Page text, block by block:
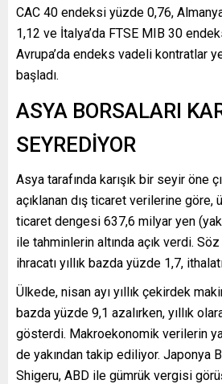
CAC 40 endeksi yüzde 0,76,
1,12 ve İtalya’da FTSE MIB 30
Avrupa’da endeks vadeli kontratlar
başladı.
ASYA BORSALARI
SEYREDİYOR
Asya tarafında karışık bir seyir öne
açıklanan dış ticaret verilerine göre,
ticaret dengesi 637,6 milyar yen
ile tahminlerin altında açık verdi.
ihracatı yıllık bazda yüzde 1,7,
Ülkede, nisan ayı yıllık çekirdek
bazda yüzde 9,1 azalırken, yıllık
gösterdi. Makroekonomik verilerin
de yakından takip ediliyor. Japonya
Shigeru, ABD ile gümrük vergisi